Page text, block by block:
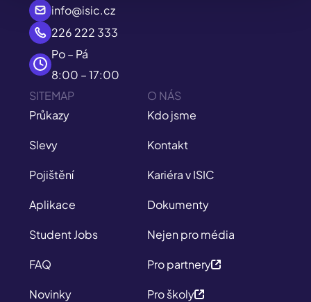
info@isic.cz
226 222 333
Po – Pá
8:00 – 17:00
SITEMAP
Průkazy
Slevy
Pojištění
Aplikace
Student Jobs
FAQ
Novinky
O NÁS
Kdo jsme
Kontakt
Kariéra v ISIC
Dokumenty
Nejen pro média
Pro partnery
Pro školy